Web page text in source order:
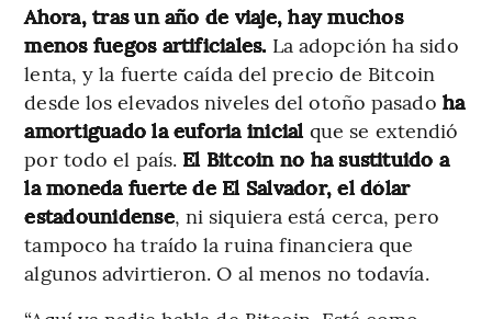
Ahora, tras un año de viaje, hay muchos
menos fuegos artificiales. La adopción ha sido
lenta, y la fuerte caída del precio de Bitcoin
desde los elevados niveles del otoño pasado ha
amortiguado la euforia inicial que se extendió
por todo el país. El Bitcoin no ha sustituido a
la moneda fuerte de El Salvador, el dólar
estadounidense, ni siquiera está cerca, pero
tampoco ha traído la ruina financiera que
algunos advirtieron. O al menos no todavía.